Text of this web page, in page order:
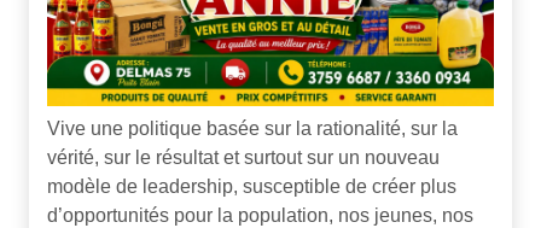
Vive une politique basée sur la rationalité, sur la
vérité, sur le résultat et surtout sur un nouveau
modèle de leadership, susceptible de créer plus
d’opportunités pour la population, nos jeunes, nos